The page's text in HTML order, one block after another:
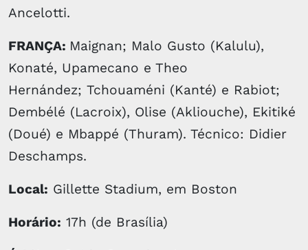
Ancelotti.
FRANÇA: Maignan; Malo Gusto (Kalulu),
Konaté, Upamecano e Theo
Hernández; Tchouaméni (Kanté) e Rabiot;
Dembélé (Lacroix), Olise (Akliouche), Ekitiké
(Doué) e Mbappé (Thuram). Técnico: Didier
Deschamps.
Local: Gillette Stadium, em Boston
Horário: 17h (de Brasília)